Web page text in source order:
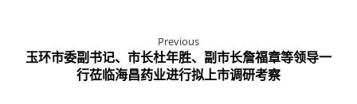
Previous
玉环市委副书记、市长杜年胜、副市长詹福章等领导一
行莅临海昌药业进行拟上市调研考察